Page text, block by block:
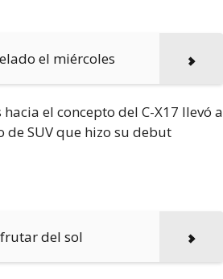
el miércoles
el concepto del C-X17 llevó a
SUV que hizo su debut
del sol